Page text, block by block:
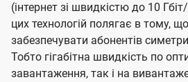
(інтернет зі швидкістю до 10
цих технологій полягає в тому,
забезпечувати абонентів
Тобто гігабітна швидкість по
завантаження, так і на